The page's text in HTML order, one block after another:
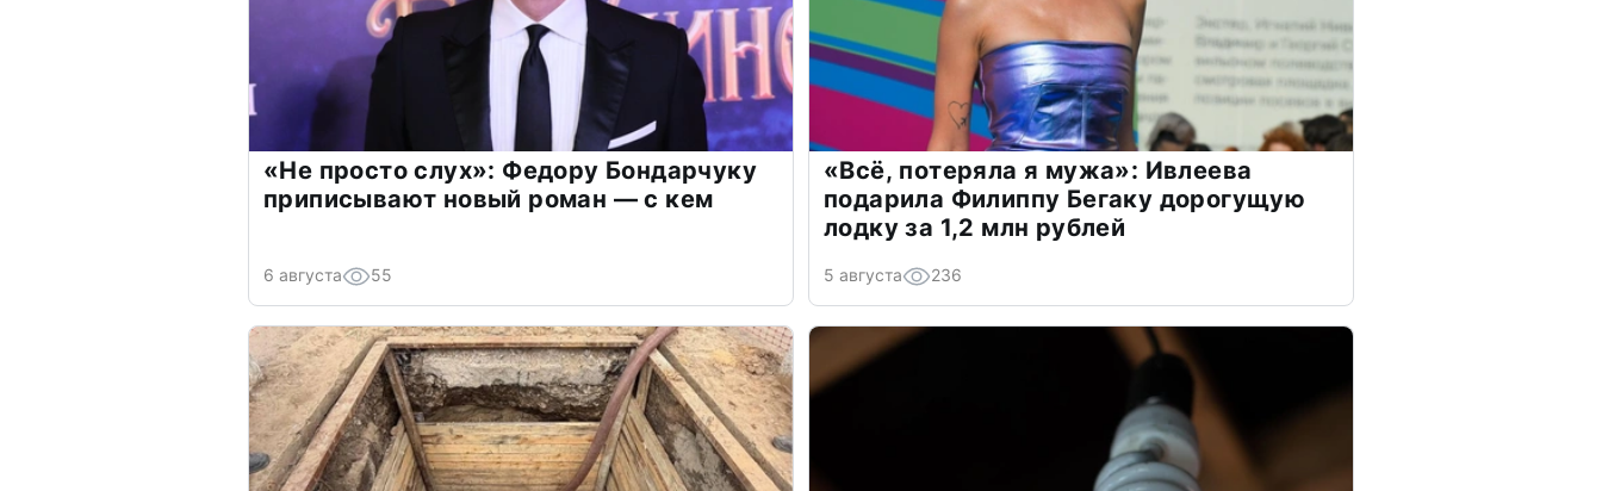
«Не просто слух»: Федору Бондарчуку
приписывают новый роман — с кем
6 августа 55
«Всё, потеряла я мужа»: Ивлеева
подарила Филиппу Бегаку дорогущую
лодку за 1,2 млн рублей
5 августа 236